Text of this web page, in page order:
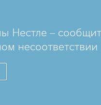
Нестле –
несоответствии